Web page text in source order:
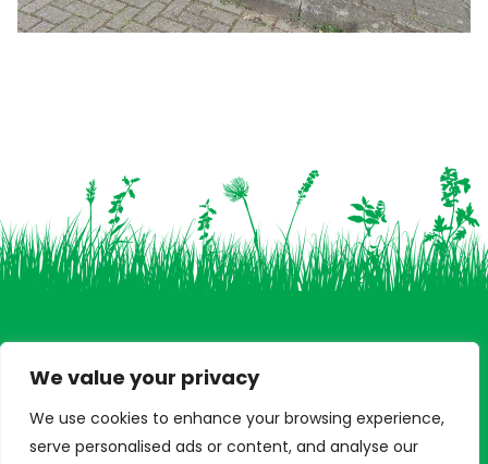
We value your privacy
We use cookies to enhance your browsing experience,
serve personalised ads or content, and analyse our
Dit is de officiële website van de vereniging